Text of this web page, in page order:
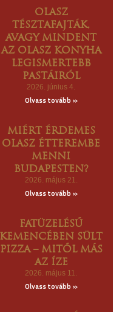
OLASZ
TÉSZTAFAJTÁK,
AVAGY MINDENT
AZ OLASZ KONYHA
LEGISMERTEBB
PASTÁIRÓL
2026. június 4.
Olvass tovább »
MIÉRT ÉRDEMES
OLASZ ÉTTEREMBE
MENNI
BUDAPESTEN?
2026. május 21.
Olvass tovább »
FATÜZELÉSŰ
KEMENCÉBEN SÜLT
PIZZA – MITŐL MÁS
AZ ÍZE
2026. május 11.
Olvass tovább »